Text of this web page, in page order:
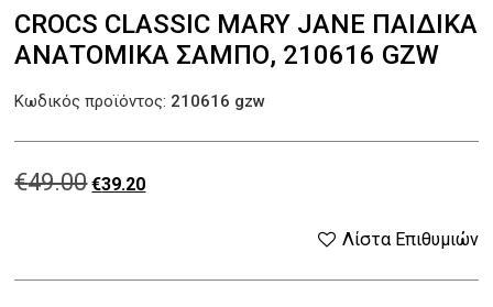
CROCS CLASSIC MARY JANE ΠΑΙΔΙΚΆ
ΑΝΑΤΟΜΙΚΆ ΣΑΜΠΌ, 210616 GZW
€49.00Original
was:
€39.20Η
τιμή
Λίστα Επιθυμιών
Κωδικός προϊόντος: 210616 gzw